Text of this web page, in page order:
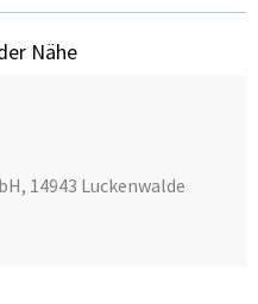
Nähe
14943 Luckenwalde